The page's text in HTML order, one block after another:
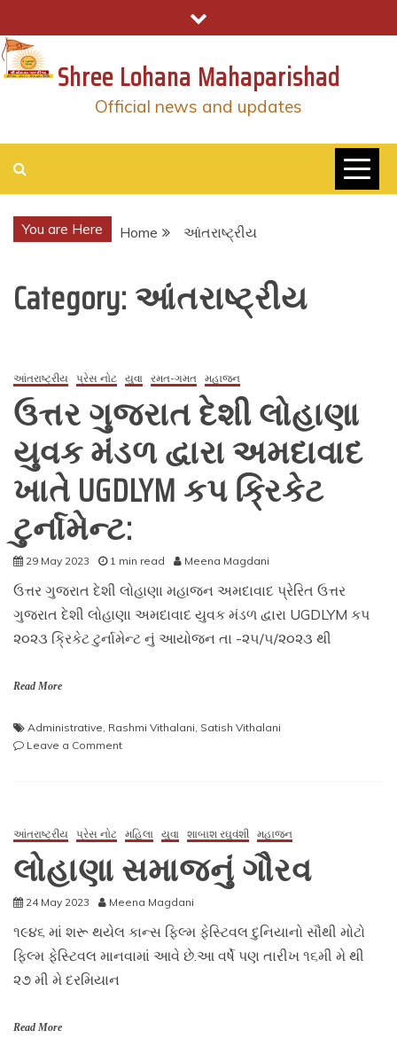
to
content
Shree Lohana Mahaparishad
Official news and updates
You are Here Home આંતરાષ્ટ્રીય
Category:આંતરાષ્ટ્રીય
આંતરાષ્ટ્રીય પ્રેસ નોટ યુવા રમત-ગમત મહાજન
ઉત્તર ગુજરાત દેશી લોહાણા
યુવક મંડળ દ્વારા અમદાવાદ
ખાતે UGDLYM કપ ક્રિકેટ
ટુર્નામેન્ટ:
29 May 2023 1 min read Meena Magdani
ઉત્તર ગુજરાત દેશી લોહાણા મહાજન અમદાવાદ પ્રેરિત ઉત્તર
ગુજરાત દેશી લોહાણા અમદાવાદ યુવક મંડળ દ્વારા UGDLYM કપ
૨૦૨૩ ક્રિકેટ ટુર્નામેન્ટ નું આયોજન તા -૨૫/૫/૨૦૨૩ થી
Read More
Administrative, Rashmi Vithalani, Satish Vithalani
Leave a Commenton
યુવક
દ્વારા
ખાતે
કપ
ક્રિકેટ
આંતરાષ્ટ્રીય પ્રેસ નોટ મહિલા યુવા શાબાશ રઘુવંશી મહાજન
લોહાણા સમાજનું ગૌરવ
24 May 2023 Meena Magdani
૧૯૪૬ માં શરૂ થયેલ કાન્સ ફિલ્મ ફેસ્ટિવલ દુનિયાનો સૌથી મોટો
ફિલ્મ ફેસ્ટિવલ માનવામાં આવે છે.આ વર્ષે પણ તારીખ ૧૬મી મે થી
૨૭ મી મે દરમિયાન
Read More